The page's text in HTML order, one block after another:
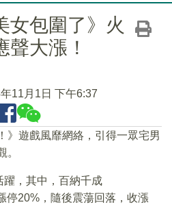
女包圍了》火
聲大漲！
11月1日 下午6:37
》遊戲風靡網絡，引得一眾宅男
。
躍，其中，百納千成
停20%，隨後震蕩回落，收漲